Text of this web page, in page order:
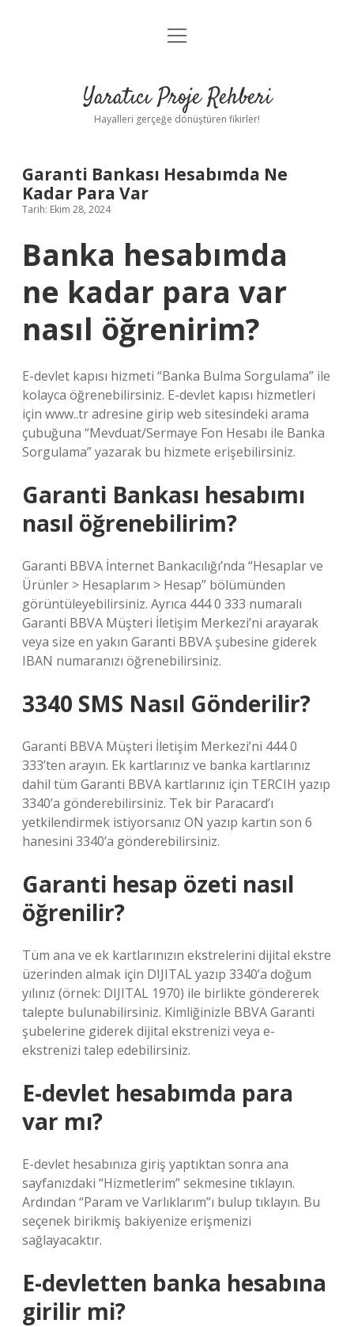
Anasayfa
Yasal Uyarı
menüyü
Yaratıcı Proje Rehberi
Hayalleri gerçeğe dönüştüren fikirler!
Garanti Bankası Hesabımda Ne
Kadar Para Var
Tarih: Ekim 28, 2024
Banka hesabımda
ne kadar para var
nasıl öğrenirim?
E-devlet kapısı hizmeti “Banka Bulma Sorgulama” ile
kolayca öğrenebilirsiniz. E-devlet kapısı hizmetleri
için www..tr adresine girip web sitesindeki arama
çubuğuna “Mevduat/Sermaye Fon Hesabı ile Banka
Sorgulama” yazarak bu hizmete erişebilirsiniz.
Garanti Bankası hesabımı
nasıl öğrenebilirim?
Garanti BBVA İnternet Bankacılığı’nda “Hesaplar ve
Ürünler > Hesaplarım > Hesap” bölümünden
görüntüleyebilirsiniz. Ayrıca 444 0 333 numaralı
Garanti BBVA Müşteri İletişim Merkezi’ni arayarak
veya size en yakın Garanti BBVA şubesine giderek
IBAN numaranızı öğrenebilirsiniz.
3340 SMS Nasıl Gönderilir?
Garanti BBVA Müşteri İletişim Merkezi’ni 444 0
333’ten arayın. Ek kartlarınız ve banka kartlarınız
dahil tüm Garanti BBVA kartlarınız için TERCIH yazıp
3340’a gönderebilirsiniz. Tek bir Paracard’ı
yetkilendirmek istiyorsanız ON yazıp kartın son 6
hanesini 3340’a gönderebilirsiniz.
Garanti hesap özeti nasıl
öğrenilir?
Tüm ana ve ek kartlarınızın ekstrelerini dijital ekstre
üzerinden almak için DIJITAL yazıp 3340’a doğum
yılınız (örnek: DIJITAL 1970) ile birlikte göndererek
talepte bulunabilirsiniz. Kimliğinizle BBVA Garanti
şubelerine giderek dijital ekstrenizi veya e-
ekstrenizi talep edebilirsiniz.
E-devlet hesabımda para
var mı?
E-devlet hesabınıza giriş yaptıktan sonra ana
sayfanızdaki “Hizmetlerim” sekmesine tıklayın.
Ardından “Param ve Varlıklarım”ı bulup tıklayın. Bu
seçenek birikmiş bakiyenize erişmenizi
sağlayacaktır.
E-devletten banka hesabına
girilir mi?